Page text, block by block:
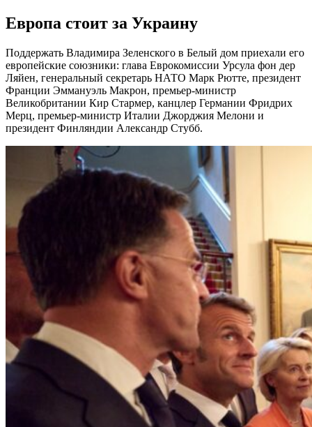
Европа стоит за Украину
Поддержать Владимира Зеленского в Белый дом приехали его
европейские союзники: глава Еврокомиссии Урсула фон дер
Ляйен, генеральный секретарь НАТО Марк Рютте, президент
Франции Эммануэль Макрон, премьер-министр
Великобритании Кир Стармер, канцлер Германии Фридрих
Мерц, премьер-министр Италии Джорджия Мелони и
президент Финляндии Александр Стубб.